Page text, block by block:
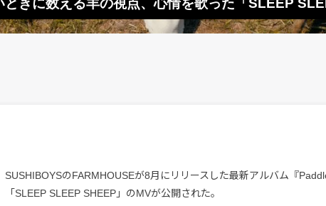
きに数える羊の視点、心情を歌った「SLEEP
SUSHIBOYSのFARMHOUSEが8月にリリースした最新アルバム『
「SLEEP SLEEP SHEEP」のMVが公開された。